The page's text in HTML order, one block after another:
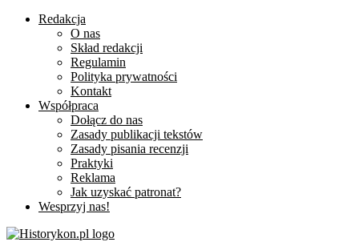
Redakcja
O nas
Skład redakcji
Regulamin
Polityka prywatności
Kontakt
Współpraca
Dołącz do nas
Zasady publikacji tekstów
Zasady pisania recenzji
Praktyki
Reklama
Jak uzyskać patronat?
Wesprzyj nas!